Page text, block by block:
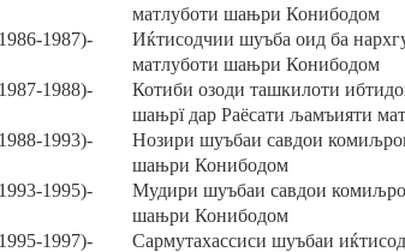
матлуботи шањри Конибодом
1987)- Иќтисодчии шуъба оид ба
матлуботи шањри Конибодом
1988)-
Котиби озоди ташкилоти
шањрїдар Раёсатиљамъияти
1993)- Нозири шуъбаи савдои комиљ
шањри Конибодом
1995)- Мудири шуъбаи савдои комиљ
шањри Конибодом
1997)- Сармутахассиси шуъбаи иќ